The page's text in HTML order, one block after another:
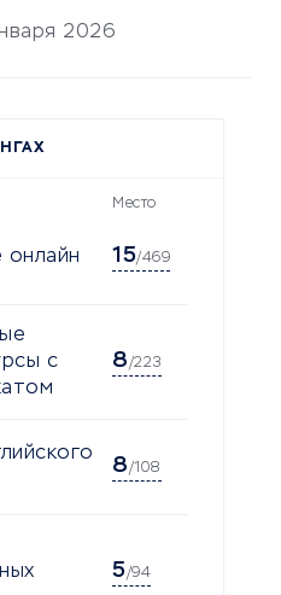
2026
Место
онлайн 15/469
с
8/223
8/108
5/94